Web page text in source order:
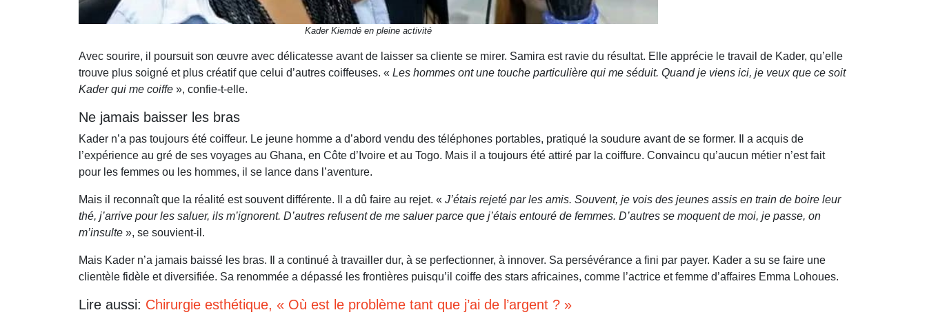
Kader Kiemdé en pleine activité
Avec sourire, il poursuit son œuvre avec délicatesse avant de laisser sa cliente se mirer. Samira est ravie du résultat. Elle apprécie le travail de Kader, qu’elle
trouve plus soigné et plus créatif que celui d’autres coiffeuses. « Les hommes ont une touche particulière qui me séduit. Quand je viens ici, je veux que ce soit
Kader qui me coiffe », confie-t-elle.
Ne jamais baisser les bras
Kader n’a pas toujours été coiffeur. Le jeune homme a d’abord vendu des téléphones portables, pratiqué la soudure avant de se former. Il a acquis de
l’expérience au gré de ses voyages au Ghana, en Côte d’Ivoire et au Togo. Mais il a toujours été attiré par la coiffure. Convaincu qu’aucun métier n’est fait
pour les femmes ou les hommes, il se lance dans l’aventure.
Mais il reconnaît que la réalité est souvent différente. Il a dû faire au rejet. « J’étais rejeté par les amis. Souvent, je vois des jeunes assis en train de boire leur
thé, j’arrive pour les saluer, ils m’ignorent. D’autres refusent de me saluer parce que j’étais entouré de femmes. D’autres se moquent de moi, je passe, on
m’insulte », se souvient-il.
Mais Kader n’a jamais baissé les bras. Il a continué à travailler dur, à se perfectionner, à innover. Sa persévérance a fini par payer. Kader a su se faire une
clientèle fidèle et diversifiée. Sa renommée a dépassé les frontières puisqu’il coiffe des stars africaines, comme l’actrice et femme d’affaires Emma Lohoues.
Lire aussi: Chirurgie esthétique, « Où est le problème tant que j’ai de l’argent ? »